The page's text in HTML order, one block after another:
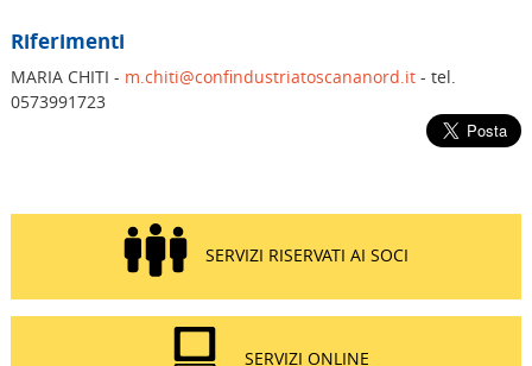
Riferimenti
MARIA CHITI - m.chiti@confindustriatoscananord.it- tel.
0573991723
SERVIZI RISERVATI AI SOCI
SERVIZI ONLINE